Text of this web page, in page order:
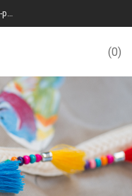
Modèles uniques de sacs et paniers | Prêt-à-porter sur mesure | Fabrication Française
0